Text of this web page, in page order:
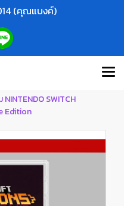
(คุณแบงค์)
NINTENDO SWITCH
Edition